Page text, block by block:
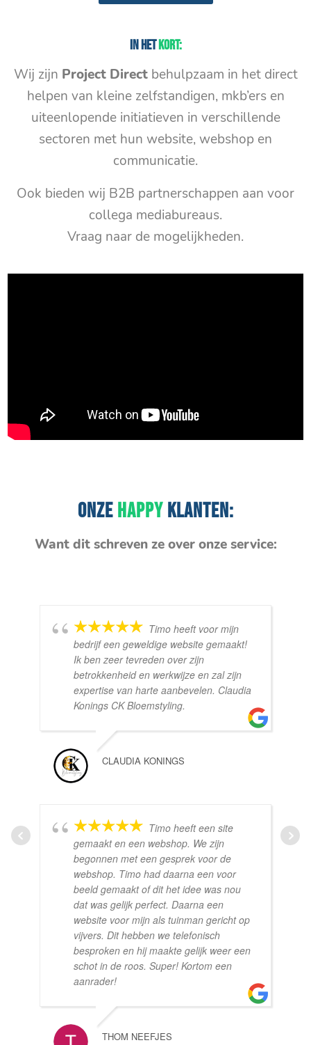
In hetkort:
Wij zijn Project Direct behulpzaam in het direct
helpen van kleine zelfstandigen, mkb’ers en
uiteenlopende initiatieven in verschillende
sectoren met hun website, webshop en
communicatie.
Ook bieden wij B2B partnerschappen aan voor
collega mediabureaus.
Vraag naar de mogelijkheden.
ONZEHAPPYKLANTEN:
Want dit schreven ze over onze service:
Timo heeft voor mijn
bedrijf een geweldige website gemaakt!
Ik ben zeer tevreden over zijn
betrokkenheid en werkwijze en zal zijn
expertise van harte aanbevelen. Claudia
Konings CK Bloemstyling.
CLAUDIA KONINGS
Timo heeft een site
gemaakt en een webshop. We zijn
begonnen met een gesprek voor de
webshop. Timo had daarna een voor
beeld gemaakt of dit het idee was nou
dat was gelijk perfect. Daarna een
website voor mijn als tuinman gericht op
vijvers. Dit hebben we telefonisch
besproken en hij maakte gelijk weer een
schot in de roos. Super! Kortom een
aanrader!
THOM NEEFJES